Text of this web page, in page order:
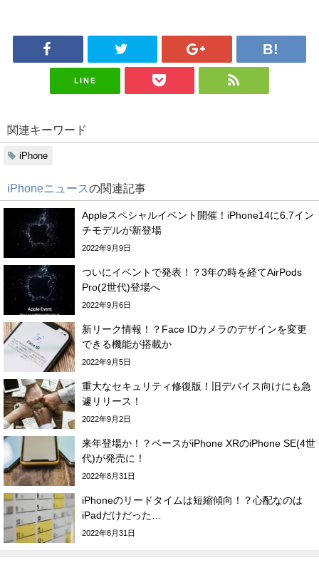
LINE
関連キーワード
iPhone
iPhoneニュースの関連記事
Appleスペシャルイベント開催！iPhone14に6.7イン
チモデルが新登場
2022年9月9日
ついにイベントで発表！？3年の時を経てAirPods
Pro(2世代)登場へ
2022年9月6日
新リーク情報！？Face IDカメラのデザインを変更
できる機能が搭載か
2022年9月5日
重大なセキュリティ修復版！旧デバイス向けにも急
遽リリース！
2022年9月2日
来年登場か！？ベースがiPhone XRのiPhone SE(4世
代)が発売に！
2022年8月31日
iPhoneのリードタイムは短縮傾向！？心配なのは
iPadだけだった…
2022年8月31日